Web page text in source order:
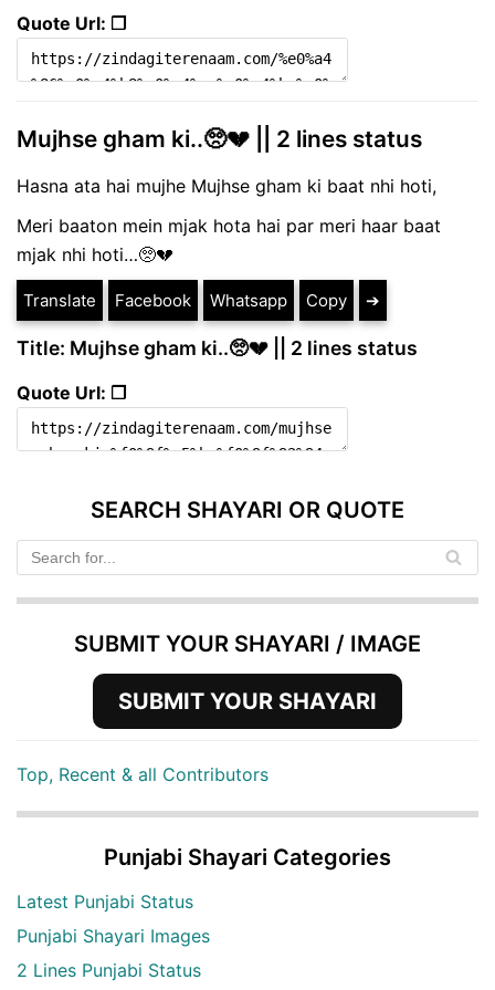
Quote Url: ❐
Mujhse gham ki..🥺💔 || 2 lines status
Hasna ata hai mujhe Mujhse gham ki baat nhi hoti,
Meri baaton mein mjak hota hai par meri haar baat
mjak nhi hoti…🥺💔
Translate Facebook Whatsapp Copy ➔
Title: Mujhse gham ki..🥺💔 || 2 lines status
Quote Url: ❐
SEARCH SHAYARI OR QUOTE
SUBMIT YOUR SHAYARI / IMAGE
SUBMIT YOUR SHAYARI
Top, Recent & all Contributors
Punjabi Shayari Categories
Latest Punjabi Status
Punjabi Shayari Images
2 Lines Punjabi Status